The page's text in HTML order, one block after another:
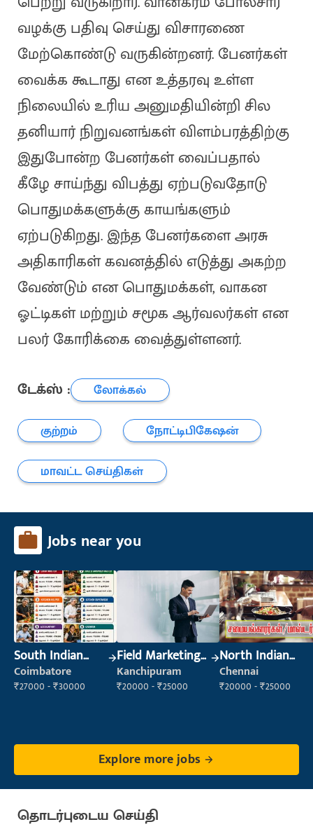
வழக்கு பதிவு செய்து விசாரணை
மேற்கொண்டு வருகின்றனர். பேனர்கள்
வைக்க கூடாது என உத்தரவு உள்ள
நிலையில் உரிய அனுமதியின்றி சில
தனியார் நிறுவனங்கள் விளம்பரத்திற்கு
இதுபோன்ற பேனர்கள் வைப்பதால்
கீழே சாய்ந்து விபத்து ஏற்படுவதோடு
பொதுமக்களுக்கு காயங்களும்
ஏற்படுகிறது. இந்த பேனர்களை அரசு
அதிகாரிகள் கவனத்தில் எடுத்து அகற்ற
வேண்டும் என பொதுமக்கள், வாகன
ஓட்டிகள் மற்றும் சமூக ஆர்வலர்கள் என
பலர் கோரிக்கை வைத்துள்ளனர்.
டேக்ஸ் :
லோக்கல்
குற்றம்
நோட்டிபிகேஷன்
மாவட்ட செய்திகள்
Jobs near you
South Indian
Cook
Coimbatore
₹27000 - ₹30000
Field Marketing
Executive
Kanchipuram
₹20000 - ₹25000
North Indian
Cook
Chennai
₹20000 - ₹25000
Explore more jobs
தொடர்புடைய செய்தி